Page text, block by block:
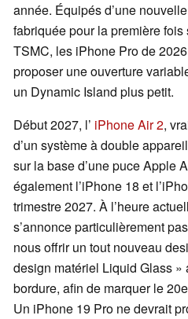
année. Équipés d’une
fabriquée pour la première
TSMC, les iPhone Pro de
proposer une ouverture
un Dynamic Island plus petit.
Début 2027, l’ iPhone Air 2,
d’un système à double
sur la base d’une puce Apple
également l’iPhone 18 et
trimestre 2027. À l’heure
s’annonce particulièrement
nous offrir un tout nouveau
design matériel Liquid Glass »
bordure, afin de marquer le
Un iPhone 19 Pro ne devrait